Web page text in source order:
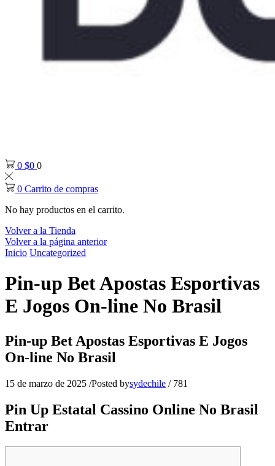
0 $0 0
0 Carrito de compras
No hay productos en el carrito.
Volver a la Tienda
Volver a la página anterior
Inicio Uncategorized
Pin-up Bet Apostas Esportivas
E Jogos On-line No Brasil
Pin-up Bet Apostas Esportivas E Jogos
On-line No Brasil
15 de marzo de 2025 /Posted bysydechile / 781
Pin Up Estatal Cassino Online No Brasil
Entrar